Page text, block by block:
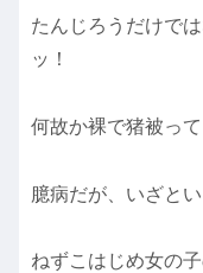
たんじろうだけで
ッ！
何故か裸で猪被って
臆病だが、いざと
ねずこはじめ女の